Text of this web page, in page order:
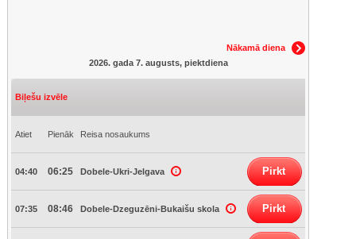
Nākamā diena
2026. gada 7. augusts, piektdiena
Biļešu izvēle
Atiet Pienāk Reisa nosaukums
04:40 06:25 Dobele-Ukri-Jelgava Pirkt
07:35 08:46 Dobele-Dzeguzēni-Bukaišu skola Pirkt